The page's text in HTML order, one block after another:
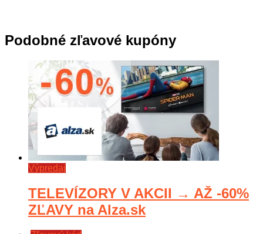
Podobné zľavové kupóny
Výpredaj
TELEVÍZORY V AKCII → AŽ -60%
ZĽAVY na Alza.sk